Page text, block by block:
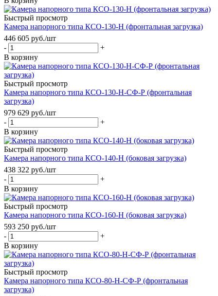
Быстрый просмотр
Камера напорного типа КСО-130-Н (фронтальная загрузка)
446 605 руб./шт
-
+
В корзину
Быстрый просмотр
Камера напорного типа КСО-130-Н-СФ-Р (фронтальная
загрузка)
979 629 руб./шт
-
+
В корзину
Быстрый просмотр
Камера напорного типа КСО-140-Н (боковая загрузка)
438 322 руб./шт
-
+
В корзину
Быстрый просмотр
Камера напорного типа КСО-160-Н (боковая загрузка)
593 250 руб./шт
-
+
В корзину
Быстрый просмотр
Камера напорного типа КСО-80-Н-СФ-Р (фронтальная
загрузка)